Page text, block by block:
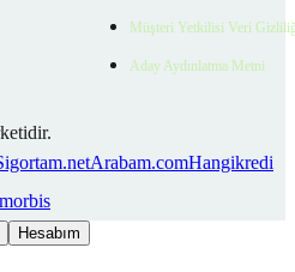
Müşteri Yetkilisi Veri
Aday Aydınlatma Metni
Arabam.comHangikredi
Hesabım